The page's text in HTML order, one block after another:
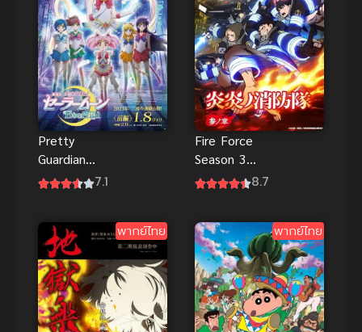
Pretty
Guardian
Sailor Moon
การ์เดี้ยน เซ
เลอร์ มูน อีเท
อร์นัล เดอะ
มูฟวี่ พากย์
ไทย
7.1
Fire Force
Season 3
หน่วยผจญคน
คชั่นสุดเดือด
8.7
พากย์ไทย พากย์ไทย